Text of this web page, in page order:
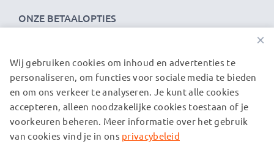
ONZE BETAALOPTIES
ONZE VERZENDPARTNERS
© subtel.nl 2026
Alle prijzen zijn inclusief btw en exclusief verzendkosten.
Houd er rekening mee dat alle genoemde handelsmerken de
×
Wij gebruiken cookies om inhoud en advertenties te
personaliseren, om functies voor sociale media te bieden
en om ons verkeer te analyseren. Je kunt alle cookies
accepteren, alleen noodzakelijke cookies toestaan of je
voorkeuren beheren. Meer informatie over het gebruik
van cookies vind je in ons privacybeleid